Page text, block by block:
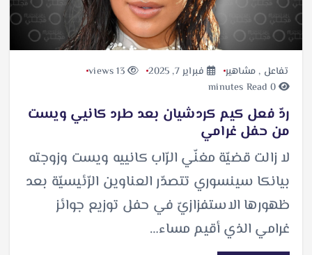
تفاعل , مشاهير فبراير 7, 2025
13 views
0 minutes Read
ردّ فعل كيم كردشيان بعد طرد كانيي ويست
من حفل غرامي
لا زالت قضيّة مغنّي الرّاب كانييه ويست وزوجته
بيانكا سينسوري تتصدّر العناوين الرّئيسيّة بعد
ظهورها الاستفزازيّ في حفل توزيع جوائز
غرامي الذي أقيم مساء…